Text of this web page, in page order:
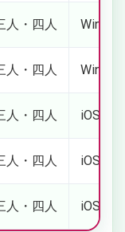
人・四人
人・四人
人・四人 iOS /
人・四人 iOS /
人・四人 iOS /